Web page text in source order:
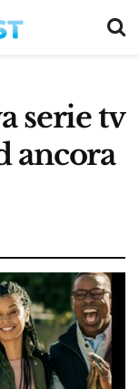
serie tv
ancora